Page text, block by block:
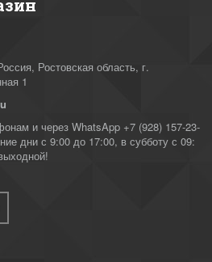
, Ростовская область, г.
1
и через WhatsApp +7 (928) 157-23-
дни с 9:00 до 17:00, в субботу с 09: